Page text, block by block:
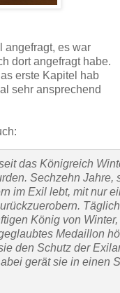
angefragt, es war
dort angefragt habe.
erste Kapitel hab
sehr ansprechend
das Königreich
Sechzehn Jahre,
im Exil lebt, mit nur
König von
Medaillon
den Schutz der
gerät sie in einen